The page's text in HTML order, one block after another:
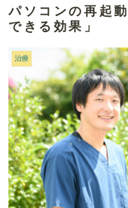
パソコンの再起
できる効果」
治療